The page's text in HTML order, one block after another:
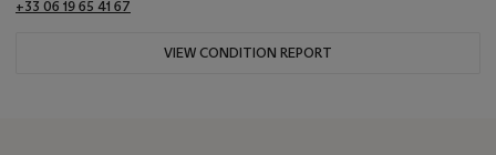
+33 06 19 65 41 67
VIEW CONDITION REPORT